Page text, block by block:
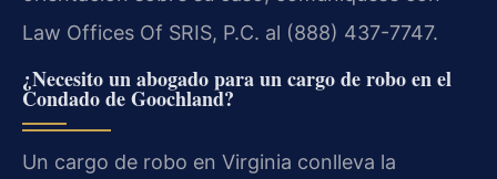
Law Offices Of SRIS, P.C. al (888) 437-7747.
¿Necesito un abogado para un cargo de robo en el
Condado de Goochland?
Un cargo de robo en Virginia conlleva la